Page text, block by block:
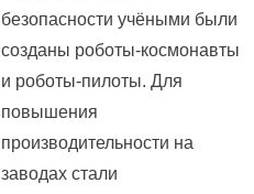
безопасности учёными были
созданы роботы-космонавты
и роботы-пилоты. Для
повышения
производительности на
заводах стали